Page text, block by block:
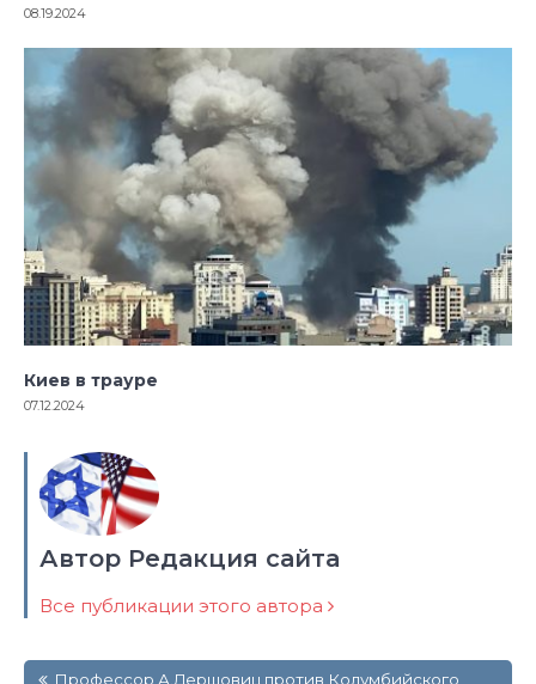
08.19.2024
Киев в трауре
07.12.2024
Автор Редакция сайта
Все публикации этого автора
Профессор А.Дершовиц против Колумбийскогo